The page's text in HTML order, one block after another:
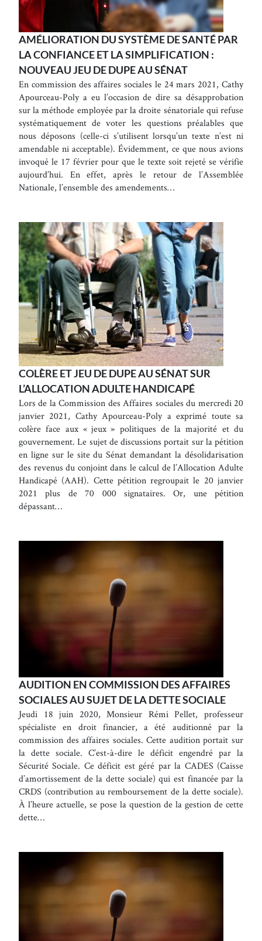
AMÉLIORATION DU SYSTÈME DE SANTÉ PAR
LA CONFIANCE ET LA SIMPLIFICATION :
NOUVEAU JEU DE DUPE AU SÉNAT
En commission des affaires sociales le 24 mars 2021, Cathy
Apourceau-Poly a eu l’occasion de dire sa désapprobation
sur la méthode employée par la droite sénatoriale qui refuse
systématiquement de voter les questions préalables que
nous déposons (celle-ci s’utilisent lorsqu’un texte n’est ni
amendable ni acceptable). Évidemment, ce que nous avions
invoqué le 17 février pour que le texte soit rejeté se vérifie
aujourd’hui. En effet, après le retour de l’Assemblée
Nationale, l’ensemble des amendements…
COLÈRE ET JEU DE DUPE AU SÉNAT SUR
L’ALLOCATION ADULTE HANDICAPÉ
Lors de la Commission des Affaires sociales du mercredi 20
janvier 2021, Cathy Apourceau-Poly a exprimé toute sa
colère face aux « jeux » politiques de la majorité et du
gouvernement. Le sujet de discussions portait sur la pétition
en ligne sur le site du Sénat demandant la désolidarisation
des revenus du conjoint dans le calcul de l’Allocation Adulte
Handicapé (AAH). Cette pétition regroupait le 20 janvier
2021 plus de 70 000 signataires. Or, une pétition
dépassant…
AUDITION EN COMMISSION DES AFFAIRES
SOCIALES AU SUJET DE LA DETTE SOCIALE
Jeudi 18 juin 2020, Monsieur Rémi Pellet, professeur
spécialiste en droit financier, a été auditionné par la
commission des affaires sociales. Cette audition portait sur
la dette sociale. C’est-à-dire le déficit engendré par la
Sécurité Sociale. Ce déficit est géré par la CADES (Caisse
d’amortissement de la dette sociale) qui est financée par la
CRDS (contribution au remboursement de la dette sociale).
À l’heure actuelle, se pose la question de la gestion de cette
dette…